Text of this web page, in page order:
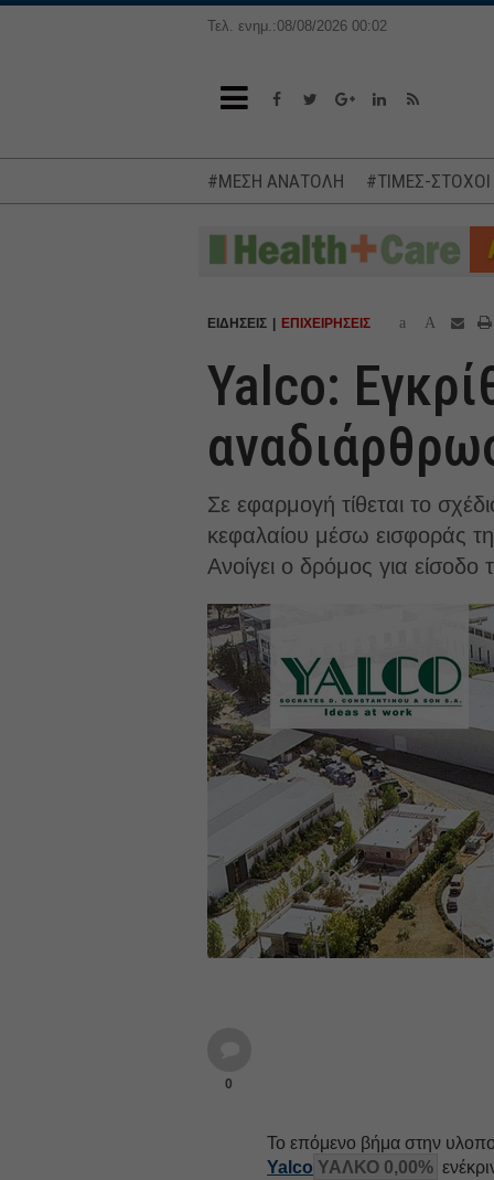
Τελ. ενημ.:08/08/2026 00:02
#ΜΕΣΗ ΑΝΑΤΟΛΗ #ΤΙΜΕΣ-
ΕΙΔΗΣΕΙΣ ΕΠΙΧΕΙΡΗΣΕΙΣ a A
Yalco:
Σε εφαρμογή τίθεται το
κεφαλαίου μέσω εισφοράς
Ανοίγει ο δρόμος για είσοδο
0
Το επόμενο βήμα στην
Yalco ΥΑΛΚΟ 0,00%